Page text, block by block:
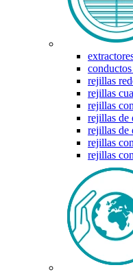
rejillas
rejillas
rejillas
rejillas de
rejillas de
rejillas
rejillas